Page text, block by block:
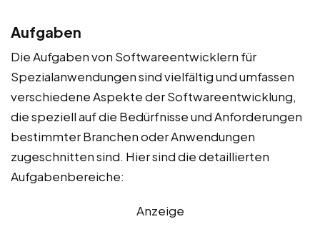
Aufgaben
Die Aufgaben von Softwareentwicklern für
Spezialanwendungen sind vielfältig und umfassen
verschiedene Aspekte der Softwareentwicklung,
die speziell auf die Bedürfnisse und Anforderungen
bestimmter Branchen oder Anwendungen
zugeschnitten sind. Hier sind die detaillierten
Aufgabenbereiche:
Anzeige